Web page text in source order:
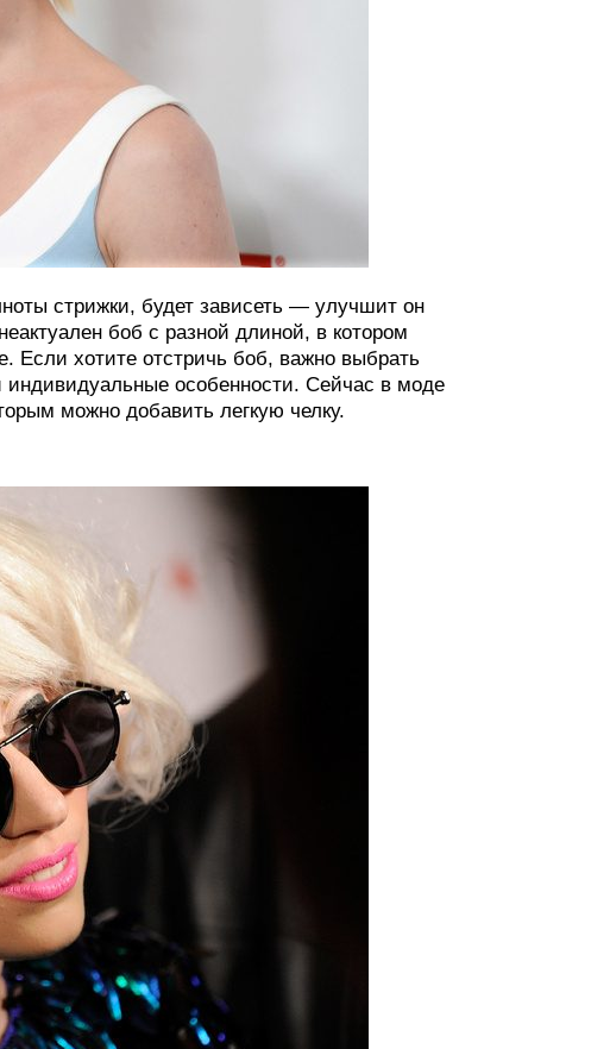
стрижки, будет зависеть — улучшит он
боб с разной длиной, в котором
Если хотите отстричь боб, важно выбрать
индивидуальные особенности. Сейчас в моде
можно добавить легкую челку.